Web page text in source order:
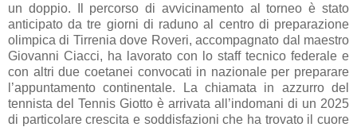
un doppio. Il percorso di avvicinamento al torneo è stato
anticipato da tre giorni di raduno al centro di preparazione
olimpica di Tirrenia dove Roveri, accompagnato dal maestro
Giovanni Ciacci, ha lavorato con lo staff tecnico federale e
con altri due coetanei convocati in nazionale per preparare
l’appuntamento continentale. La chiamata in azzurro del
tennista del Tennis Giotto è arrivata all’indomani di un 2025
di particolare crescita e soddisfazioni che ha trovato il cuore